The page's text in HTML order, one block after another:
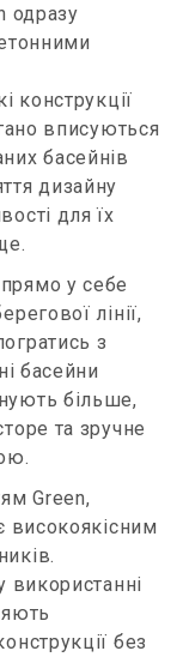
одразу
конструкції
вписуються
басейнів
дизайну
для їх
у себе
лінії,
з
басейни
більше,
та зручне
Green,
високоякісним
використанні
без